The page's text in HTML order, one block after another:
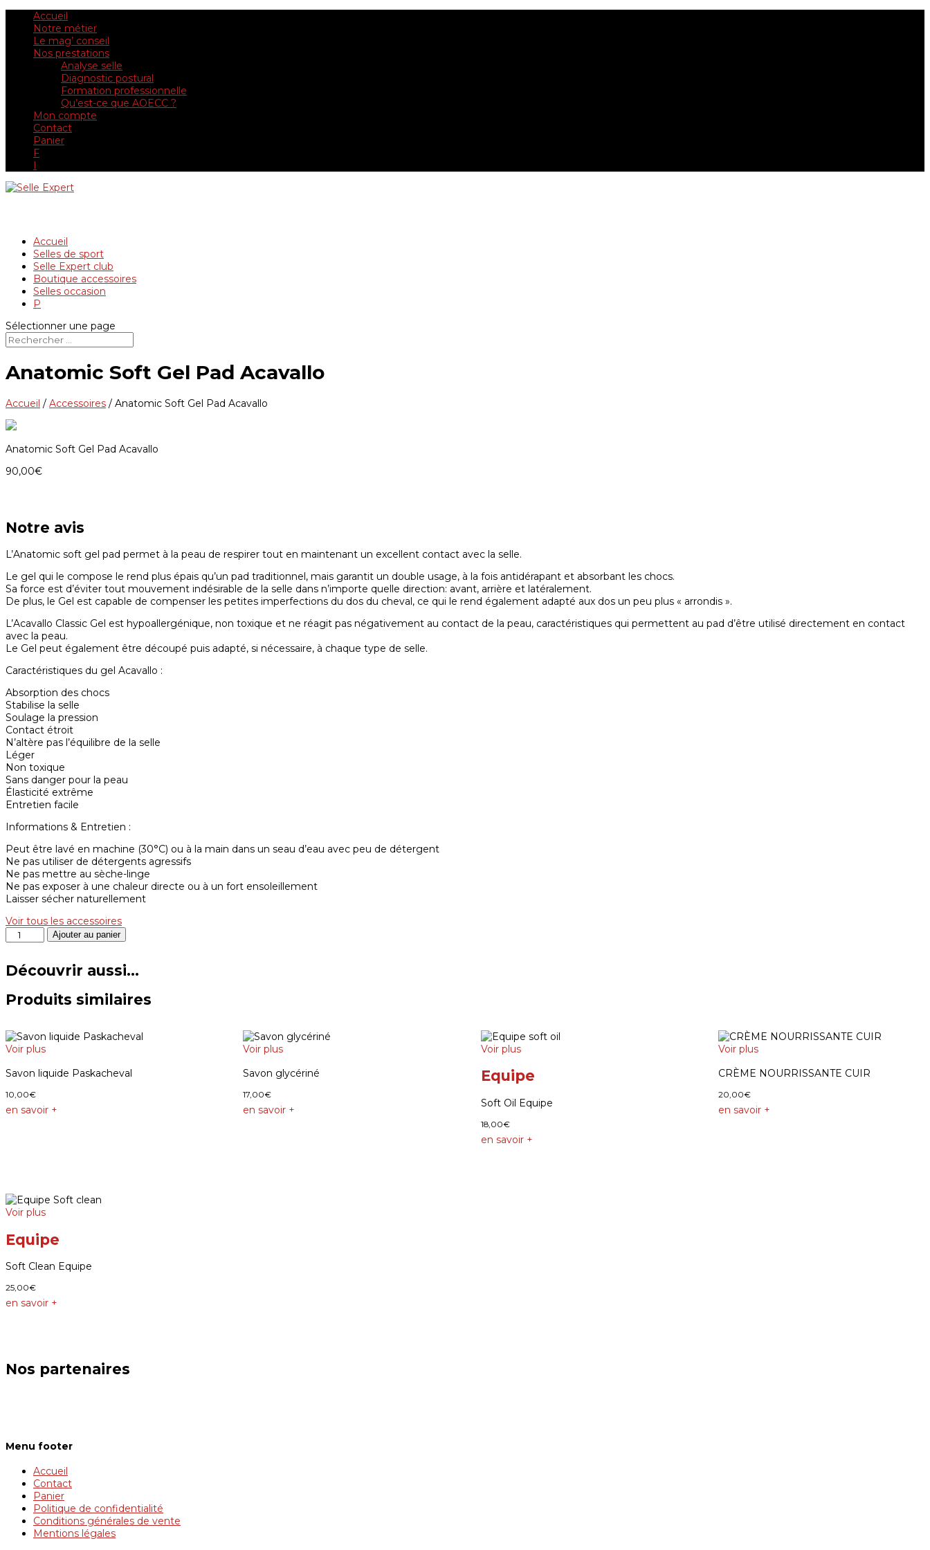
Accueil
Notre métier
Le mag’ conseil
Nos prestations
Analyse selle
Diagnostic postural
Formation professionnelle
Qu’est-ce que AOECC ?
Mon compte
Contact
Panier
F
I
Accueil
Selles de sport
Selle Expert club
Boutique accessoires
Selles occasion
P
Sélectionner une page
Anatomic Soft Gel Pad Acavallo
Accueil / Accessoires / Anatomic Soft Gel Pad Acavallo
Anatomic Soft Gel Pad Acavallo
90,00€
Notre avis
L’Anatomic soft gel pad permet à la peau de respirer tout en maintenant un excellent contact avec la selle.
Le gel qui le compose le rend plus épais qu’un pad traditionnel, mais garantit un double usage, à la fois antidérapant et absorbant les chocs.
Sa force est d’éviter tout mouvement indésirable de la selle dans n’importe quelle direction: avant, arrière et latéralement.
De plus, le Gel est capable de compenser les petites imperfections du dos du cheval, ce qui le rend également adapté aux dos un peu plus « arrondis ».
L’Acavallo Classic Gel est hypoallergénique, non toxique et ne réagit pas négativement au contact de la peau, caractéristiques qui permettent au pad d’être utilisé directement en contact
avec la peau.
Le Gel peut également être découpé puis adapté, si nécessaire, à chaque type de selle.
Caractéristiques du gel Acavallo :
Absorption des chocs
Stabilise la selle
Soulage la pression
Contact étroit
N’altère pas l’équilibre de la selle
Léger
Non toxique
Sans danger pour la peau
Élasticité extrême
Entretien facile
Informations & Entretien :
Peut être lavé en machine (30°C) ou à la main dans un seau d’eau avec peu de détergent
Ne pas utiliser de détergents agressifs
Ne pas mettre au sèche-linge
Ne pas exposer à une chaleur directe ou à un fort ensoleillement
Laisser sécher naturellement
Voir tous les accessoires
quantité
de
Soft
Pad
Acavallo
Ajouter au panier
Découvrir aussi...
Produits similaires
Voir plus
Savon liquide Paskacheval
10,00€
en savoir +
Voir plus
Savon glycériné
17,00€
en savoir +
Voir plus
Equipe
Soft Oil Equipe
18,00€
en savoir +
Voir plus
CRÈME NOURRISSANTE CUIR
20,00€
en savoir +
Voir plus
Equipe
Soft Clean Equipe
25,00€
en savoir +
Nos partenaires
Menu footer
Accueil
Contact
Panier
Politique de confidentialité
Conditions générales de vente
Mentions légales